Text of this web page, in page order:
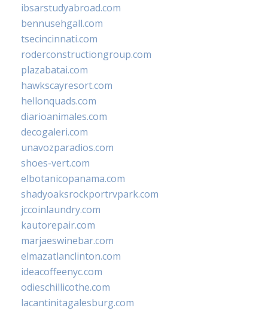
ibsarstudyabroad.com
bennusehgall.com
tsecincinnati.com
roderconstructiongroup.com
plazabatai.com
hawkscayresort.com
hellonquads.com
diarioanimales.com
decogaleri.com
unavozparadios.com
shoes-vert.com
elbotanicopanama.com
shadyoaksrockportrvpark.com
jccoinlaundry.com
kautorepair.com
marjaeswinebar.com
elmazatlanclinton.com
ideacoffeenyc.com
odieschillicothe.com
lacantinitagalesburg.com